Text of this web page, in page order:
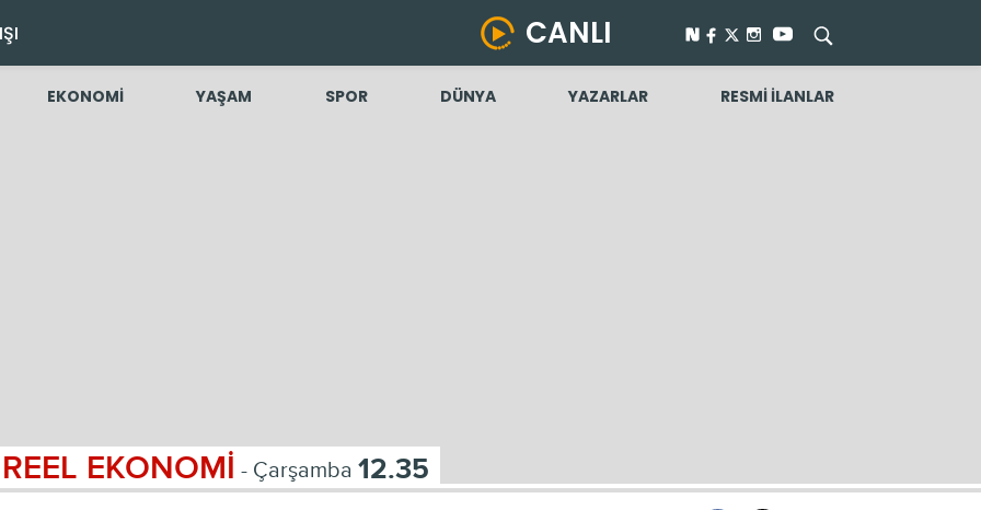
CANLI
EKONOMİ YAŞAM SPOR DÜNYA YAZARLAR RESMİ İLANLAR
REEL EKONOMİ - Çarşamba 12.35